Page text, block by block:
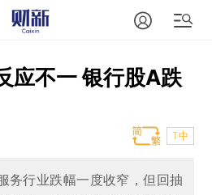
应不一 银行股A跌
T中
务行业跌幅一度收窄，但回抽